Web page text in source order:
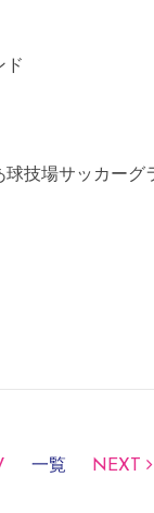
技場サッカーグ
一覧 NEXT